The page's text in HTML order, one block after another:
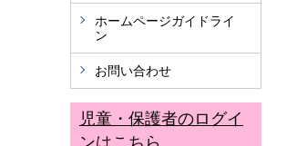
ホームページガイドライ
ン
お問い合わせ
児童・保護者のログイ